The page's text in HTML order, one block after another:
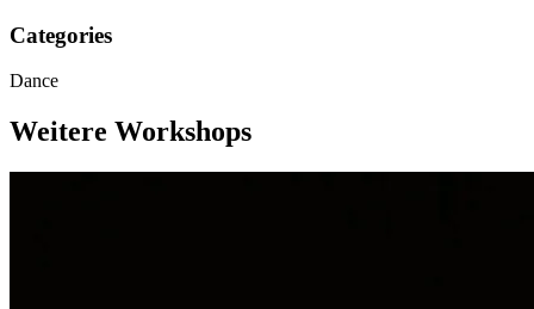
Categories
Dance
Weitere Workshops